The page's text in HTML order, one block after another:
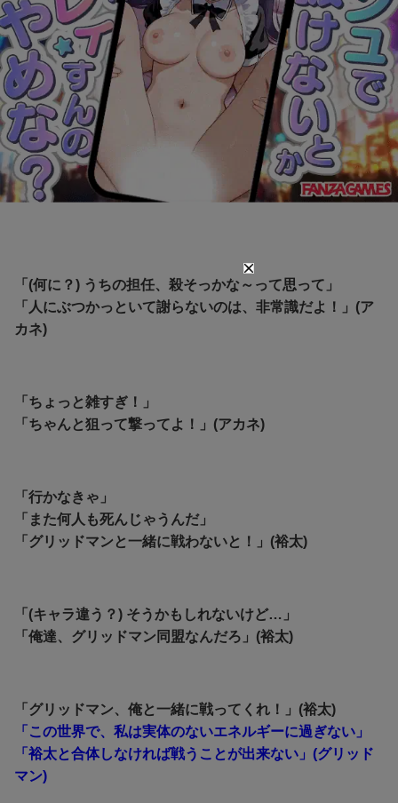
「(何に？) うちの担任、殺そっかな～って思って」
「人にぶつかっといて謝らないのは、非常識だよ！」(ア
カネ)
「ちょっと雑すぎ！」
「ちゃんと狙って撃ってよ！」(アカネ)
「行かなきゃ」
「また何人も死んじゃうんだ」
「グリッドマンと一緒に戦わないと！」(裕太)
「(キャラ違う？) そうかもしれないけど…」
「俺達、グリッドマン同盟なんだろ」(裕太)
「グリッドマン、俺と一緒に戦ってくれ！」(裕太)
「この世界で、私は実体のないエネルギーに過ぎない」
「裕太と合体しなければ戦うことが出来ない」(グリッド
マン)